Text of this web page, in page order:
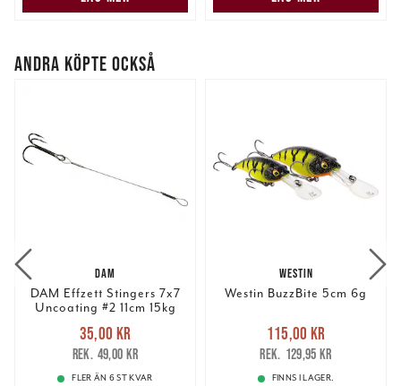
ANDRA KÖPTE OCKSÅ
DAM
DAM Effzett Stingers 7x7
Uncoating #2 11cm 15kg
Nuvarande pris
35,00 krTidigare pris
49,00 kr
35,00 kr
49,00 kr
FLER ÄN 6 ST KVAR
WESTIN
Westin BuzzBite 5cm 6g
Nuvarande pris
115,00 krTidigare pris
129,95 kr
115,00 kr
129,95 kr
FINNS I LAGER.